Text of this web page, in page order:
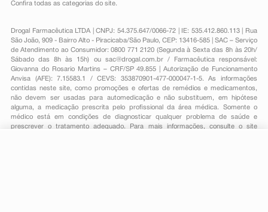
Confira todas as categorias do site.
Drogal Farmacêutica LTDA | CNPJ: 54.375.647/0066-72 | IE: 535.412.860.113 | Rua
São João, 909 - Bairro Alto - Piracicaba/São Paulo, CEP: 13416-585 | SAC – Serviço
de Atendimento ao Consumidor: 0800 771 2120 (Segunda à Sexta das 8h às 20h/
Sábado das 8h às 15h) ou sac@drogal.com.br/ Farmacêutica responsável:
Giovanna do Rosario Martins – CRF/SP 49.855 | Autorização de Funcionamento
Anvisa (AFE): 7.15583.1 / CEVS: 353870901-477-000047-1-5. As informações
contidas neste site, como promoções e ofertas de remédios e medicamentos,
não devem ser usadas para automedicação e não substituem, em hipótese
alguma, a medicação prescrita pelo profissional da área médica. Somente o
médico está em condições de diagnosticar qualquer problema de saúde e
prescrever o tratamento adequado. Para mais informações, consulte o site